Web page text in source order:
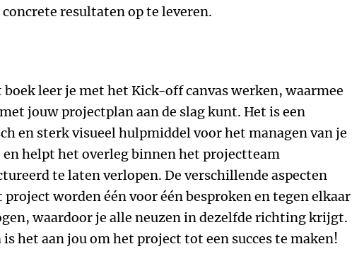
resultaten op te leveren.
leer je met het Kick-off canvas werken, waarmee
jouw projectplan aan de slag kunt. Het is een
en sterk visueel hulpmiddel voor het managen van je
helpt het overleg binnen het projectteam
te laten verlopen. De verschillende aspecten
project worden één voor één besproken en tegen elkaar
waardoor je alle neuzen in dezelfde richting krijgt.
is het aan jou om het project tot een succes te maken!